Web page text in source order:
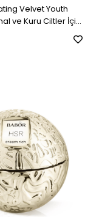
Velvet Youth
ve Kuru Ciltler İçin
Anti Aging